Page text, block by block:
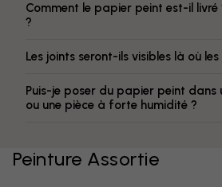
Comment le papier peint est-il
?
Les joints seront-ils visibles là où
Puis-je poser du papier peint dans
ou une pièce à forte humidité ?
Peinture Assortie